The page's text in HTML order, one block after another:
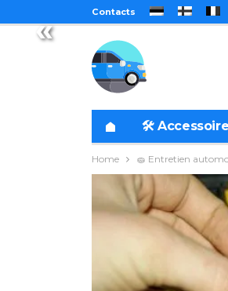
« Contacts
🛠️
Home 🧽 Entretien